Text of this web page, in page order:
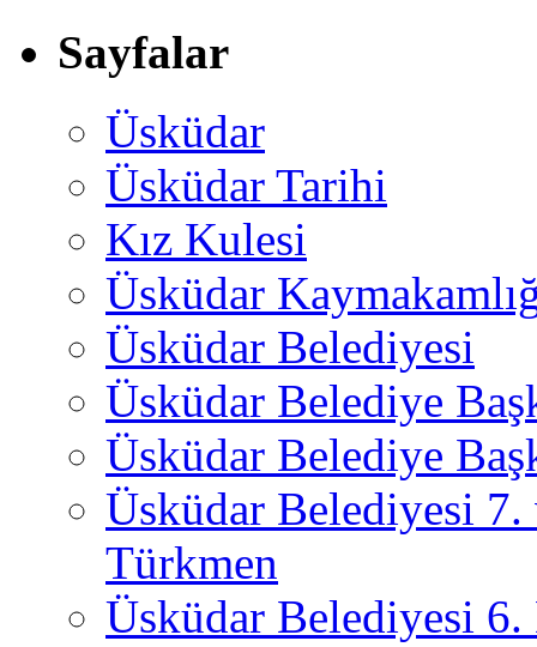
Sayfalar
Üsküdar
Üsküdar Tarihi
Kız Kulesi
Üsküdar
Üsküdar Belediyesi
Üsküdar Belediye
Üsküdar Belediye
Üsküdar Belediyesi
Türkmen
Üsküdar Belediyesi 6.